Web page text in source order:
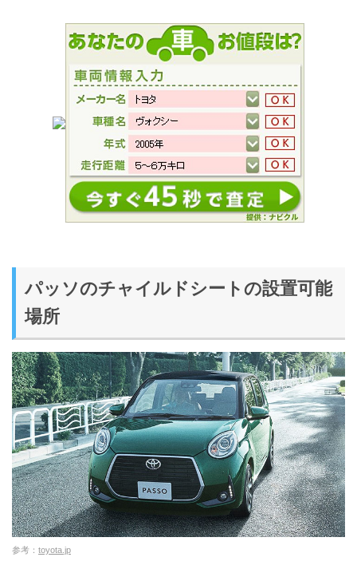
パッソのチャイルドシートの設置可能
場所
参考： toyota.jp